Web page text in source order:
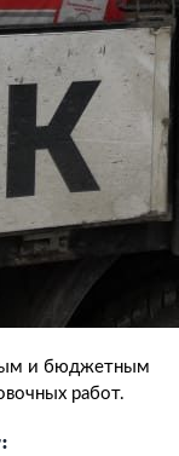
и бюджетным
работ.